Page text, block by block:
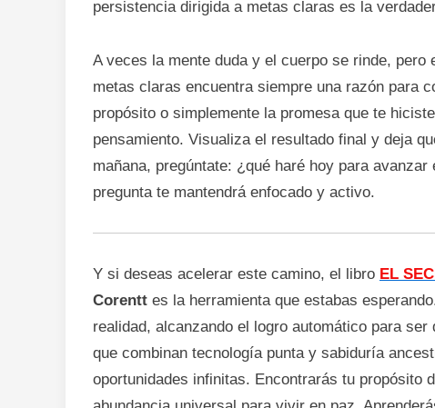
persistencia dirigida a metas claras es la
A veces la mente duda y el cuerpo se rinde,
metas claras encuentra siempre una razón para
propósito o simplemente la promesa que te
pensamiento. Visualiza el resultado final y deja
mañana, pregúntate: ¿qué haré hoy para
pregunta te mantendrá enfocado y activo.
Y si deseas acelerar este camino, el libro EL
Corentt es la herramienta que estabas
realidad, alcanzando el logro automático para
que combinan tecnología punta y sabiduría
oportunidades infinitas. Encontrarás tu propósito